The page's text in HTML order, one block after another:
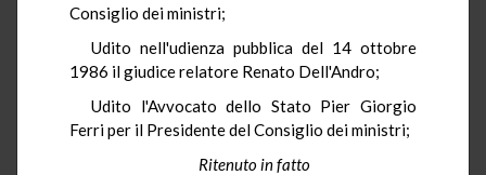
Consiglio dei ministri;
Udito nell'udienza pubblica del 14 ottobre
1986 il giudice relatore Renato Dell'Andro;
Udito l'Avvocato dello Stato Pier Giorgio
Ferri per il Presidente del Consiglio dei ministri;
Ritenuto in fatto